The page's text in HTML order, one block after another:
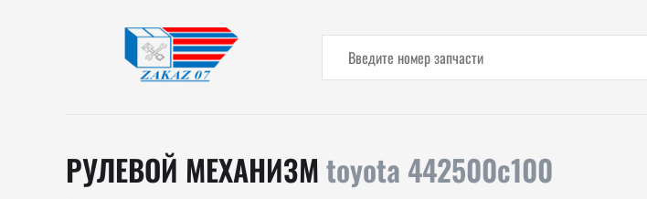
РУЛЕВОЙ МЕХАНИЗМtoyota 442500c100